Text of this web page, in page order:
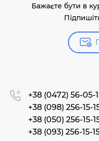
Бажаєте бути в
+38 (0472) 56-05-
+38 (098) 256-15-
+38 (050) 256-15-
+38 (093) 256-15-